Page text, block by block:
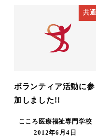
共通
ボランティア活動に参
加しました!!
こころ医療福祉専門学校
2012年6月4日